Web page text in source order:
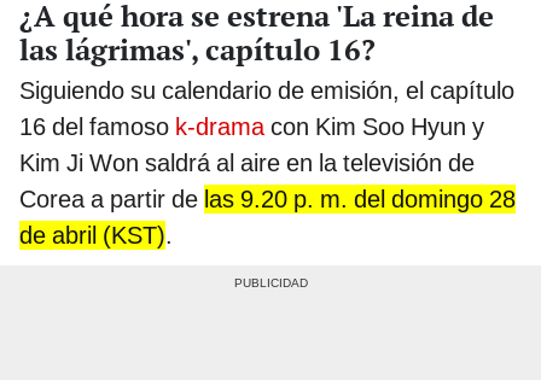
¿A qué hora se estrena 'La reina de
las lágrimas', capítulo 16?
Siguiendo su calendario de emisión, el capítulo
16 del famoso k-drama con Kim Soo Hyun y
Kim Ji Won saldrá al aire en la televisión de
Corea a partir de las 9.20 p. m. del domingo 28
de abril (KST).